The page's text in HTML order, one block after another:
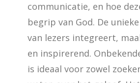
communicatie, en hoe
begrip van God. De
van lezers integreert,
en inspirerend.
is ideaal voor zowel